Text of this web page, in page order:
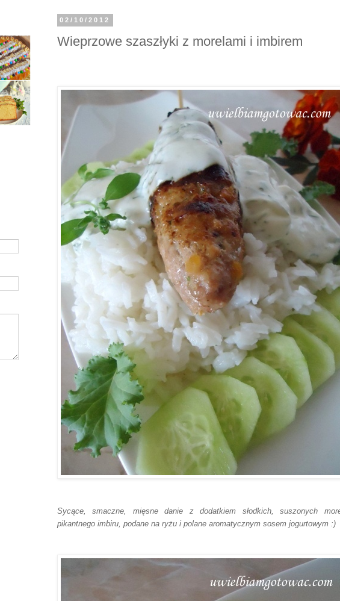
02/10/2012
Wieprzowe szaszłyki z morelami i imbirem
Sycące, smaczne, mięsne danie z dodatkiem słodkich, suszonych
pikantnego imbiru, podane na ryżu i polane aromatycznym sosem jogurtowym :)